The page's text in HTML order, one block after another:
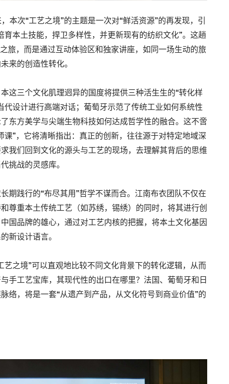
本次“工艺之境”的主题是一次对“鲜活资源”的再发现，引
本土技能，捍卫多样性，并更新现有的纺织文化”。 这趟
旅，而是通过互动体验区和独家讲座，如同一场生动的旅
来的创造性转化。
这三个文化肌理迥异的国度将提供三种活生生的“转化样
代设计进行高端对话；葡萄牙示范了传统工业如何系统性
东方美学与尖端生物科技如何达成哲学性的融合。 这不啻
课”，它将清晰指出：真正的创新，往往源于对特定地域深
我们回到文化的源头与工艺的现场，去理解其背后的思维
挑战的灵感库。
期践行的“布尽其用”哲学不谋而合。江南布衣团队不仅在
尊重本土传统工艺（如苏绣， 锡绣）的同时，将其进行创
国品牌的雄心，通过对工艺内核的把握，将本土文化基因
新设计语言。
艺之境”可以直观地比较不同文化背景下的转化逻辑，从而
手工艺宝库，其现代性的出口在哪里？法国、葡萄牙和日
络，将是一套“从遗产到产品，从文化符号到商业价值”的